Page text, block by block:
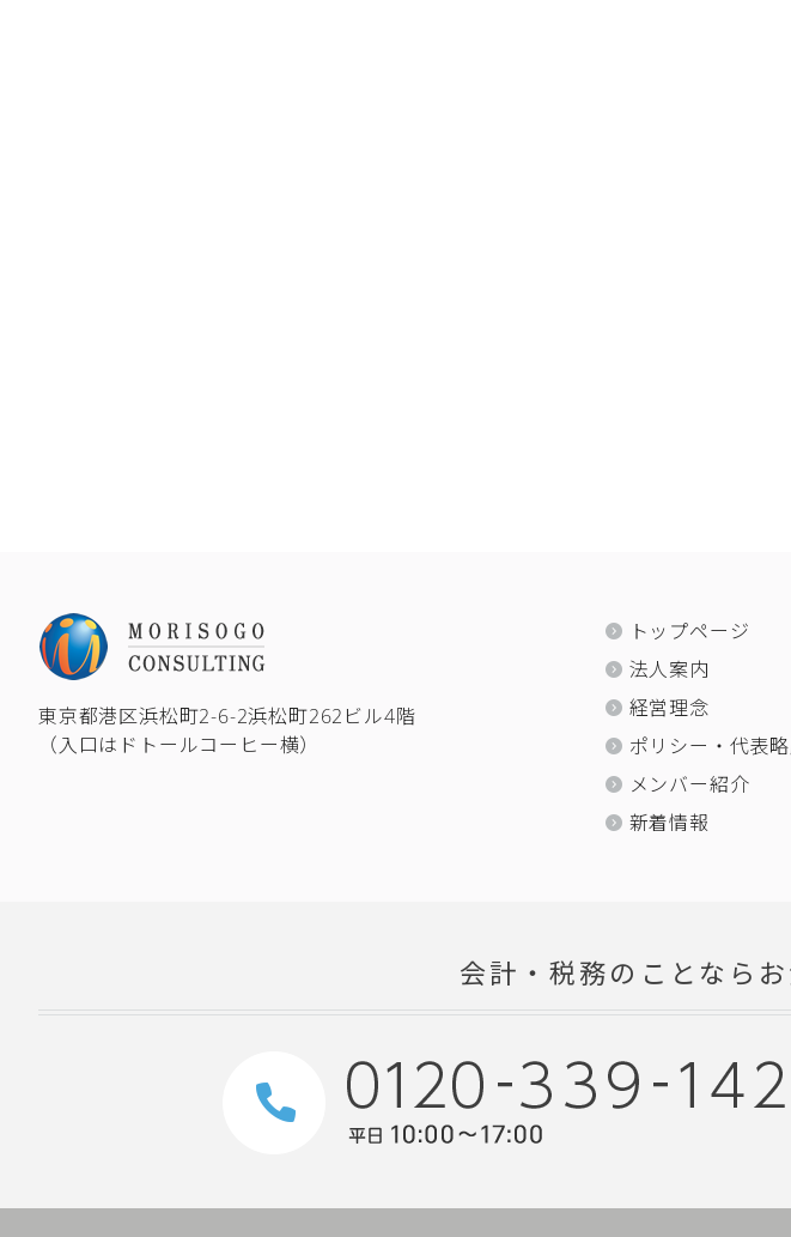
東京都港区浜松町2-6-2浜松町262ビル4階
（入口はドトールコーヒー横）
トップページ
法人案内
経営理念
ポリシー・代表
メンバー紹介
新着情報
会計・税務のことなら